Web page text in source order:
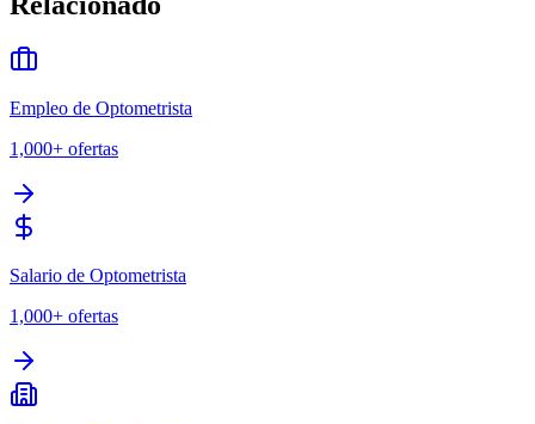
Empleo de Optometrista
1,000+ ofertas
Salario de Optometrista
1,000+ ofertas